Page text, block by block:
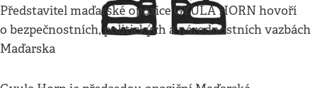
Představitel maďarské opozice GYULA HORN hovoří
o bezpečnostních, politických a národnostních vazbách
Maďarska